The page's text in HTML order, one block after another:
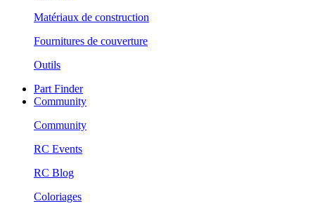
Matériaux de construction
Fournitures de couverture
Outils
Part Finder
Community
Community
RC Events
RC Blog
Coloriages